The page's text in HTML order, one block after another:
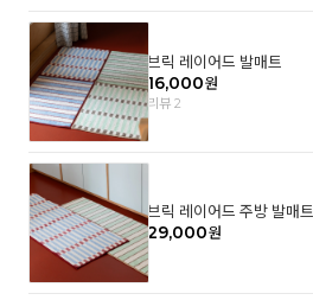
브릭 레이어드 발매트
16,000원
리뷰 2
브릭 레이어드 주방 발매트
29,000원